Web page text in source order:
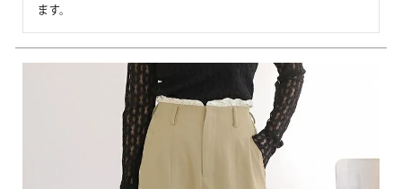
ます。